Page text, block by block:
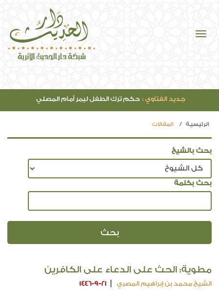
جديد الفتاوي : حكم ترك الطفل ليمر أمام المصلي
الرئيسيـة المقالات
بحث بالشيخ
بحث بكلمة
مطوية: الحث على الدعاء على الكافرين
الشيخ محمد بن إبراهيم المصري 1446-9-21